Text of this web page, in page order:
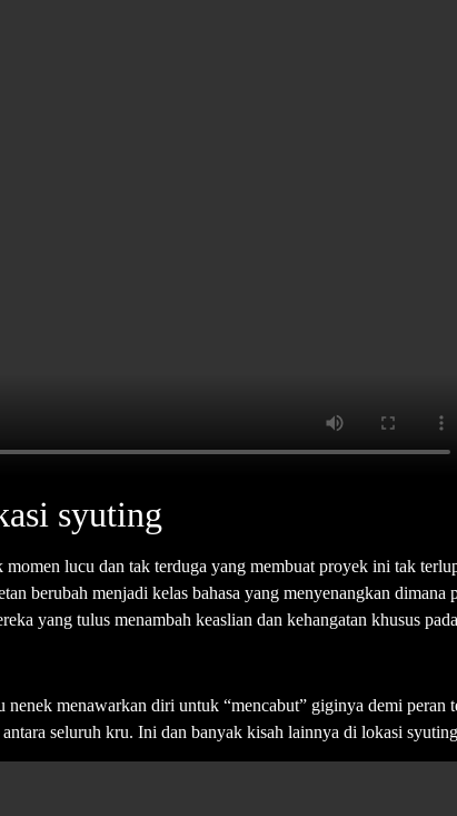
syuting
lucu dan tak terduga yang membuat proyek ini tak
berubah menjadi kelas bahasa yang menyenangkan
yang tulus menambah keaslian dan kehangatan khusus
nenek menawarkan diri untuk “mencabut” giginya demi
seluruh kru. Ini dan banyak kisah lainnya di lokasi